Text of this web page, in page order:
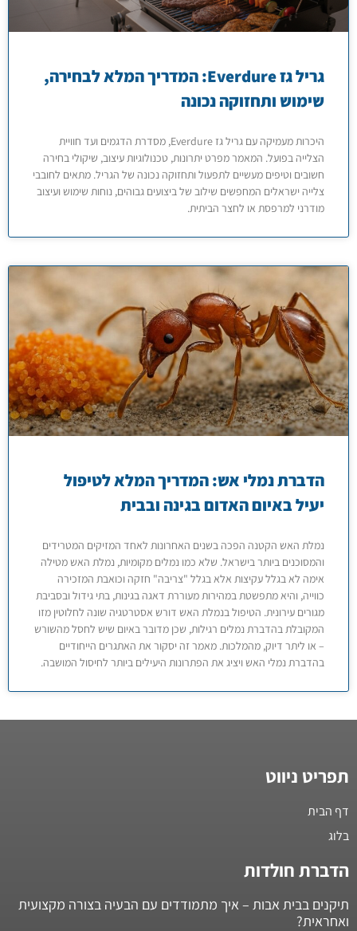
גריל גז Everdure: המדריך המלא לבחירה,
שימוש ותחזוקה נכונה
היכרות מעמיקה עם גריל גז Everdure, מסדרת הדגמים ועד חוויית
הצלייה בפועל. המאמר מפרט יתרונות, טכנולוגיות עיצוב, שיקולי בחירה
חשובים וטיפים מעשיים לתפעול ותחזוקה נכונה של הגריל. מתאים לחובבי
צלייה ישראלים המחפשים שילוב של ביצועים גבוהים, נוחות שימוש ועיצוב
מודרני למרפסת או לחצר הביתית.
הדברת נמלי אש: המדריך המלא לטיפול
יעיל באיום האדום בגינה ובבית
נמלת האש הקטנה הפכה בשנים האחרונות לאחד המזיקים המטרידים
והמסוכנים ביותר בישראל. שלא כמו נמלים מקומיות, נמלת האש מטילה
אימה לא בגלל עקיצות אלא בגלל "צריבה" חזקה וכואבת המזכירה
כווייה, והיא מתפשטת במהירות מעוררת דאגה בגינות, בתי גידול ובסביבת
מגורים עירונית. הטיפול בנמלת האש דורש אסטרטגיה שונה לחלוטין מזו
המקובלת בהדברת נמלים רגילות, שכן מדובר באיום שיש לחסל מהשורש
– או ליתר דיוק, מהמלכות. מאמר זה יסקור את האתגרים הייחודיים
בהדברת נמלי האש ויציג את הפתרונות היעילים ביותר לחיסול המושבה.
תפריט ניווט
דף הבית
בלוג
הדברת חולדות
תיקנים בבית אבות – איך מתמודדים עם הבעיה בצורה מקצועית
ואחראית?